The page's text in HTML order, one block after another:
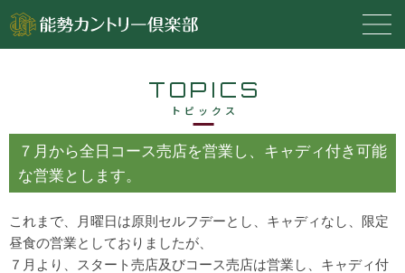
TOPICS
トピックス
７月から全日コース売店を営業し、キャディ付き可能
な営業とします。
これまで、月曜日は原則セルフデーとし、キャディなし、限定
昼食の営業としておりましたが、
７月より、スタート売店及びコース売店は営業し、キャディ付